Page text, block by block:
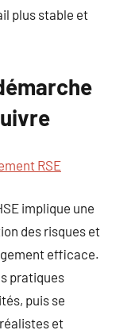
plus stable et
RSE
implique une
des risques et
efficace.
pratiques
puis se
et